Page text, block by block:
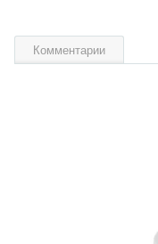
Комментарии